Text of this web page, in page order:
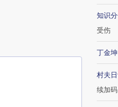
知识
受伤
丁金坤
村夫
续加码